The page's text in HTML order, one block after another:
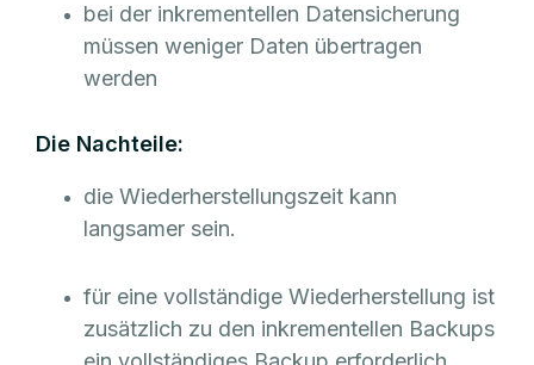
bei der inkrementellen Datensicherung
müssen weniger Daten übertragen
werden
Die Nachteile:
die Wiederherstellungszeit kann
langsamer sein.
für eine vollständige Wiederherstellung ist
zusätzlich zu den inkrementellen Backups